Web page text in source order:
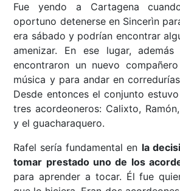
Fue yendo a Cartagena
oportuno detenerse en Sincerìn
era sábado y podrían encontrar
amenizar. En ese lugar,
encontraron un nuevo
música y para andar en
Desde entonces el conjunto
tres acordeoneros: Calixto,
y el guacharaquero.
Rafel sería fundamental en la
tomar prestado uno de los
para aprender a tocar. Él fue